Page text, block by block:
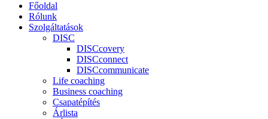
Főoldal
Rólunk
Szolgáltatások
DISC
DISCcovery
DISCconnect
DISCcommunicate
Life coaching
Business coaching
Csapatépítés
Árlista